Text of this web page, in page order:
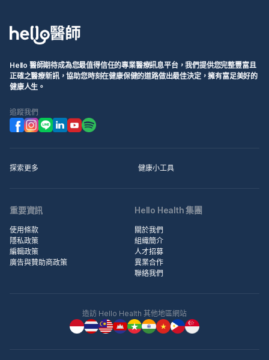
Hello 醫師期待成為您最值得信任的專業醫療訊息平台，我們提供您完整豐富且
正確之醫療新訊，協助您時刻在健康保健的道路做出最佳決定，擁有富足美好的
健康人生。
追蹤我們
探索更多 健康小工具
重要資訊
使用條款
隱私政策
編輯政策
廣告與贊助商政策
Hello Health 集團
關於我們
組織簡介
人才招募
異業合作
聯絡我們
造訪 Hello Health 其他地區網站